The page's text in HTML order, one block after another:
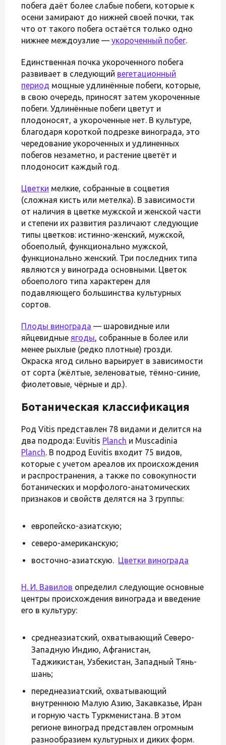
побега даёт более слабые побеги, которые к
осени замирают до нижней своей почки, так
что от такого побега остаётся только одно
нижнее междоузлие — укороченный побег.
Единственная почка укороченного побега
развивает в следующий вегетационный
период мощные удлинённые побеги, которые,
в свою очередь, приносят затем укороченные
побеги. Удлинённые побеги цветут и
плодоносят, а укороченные нет. В культуре,
благодаря короткой подрезке винограда, это
чередование укороченных и удлиненных
побегов незаметно, и растение цветёт и
плодоносит каждый год.
Цветки мелкие, собранные в соцветия
(сложная кисть или метелка). В зависимости
от наличия в цветке мужской и женской части
и степени их развития различают следующие
типы цветков: истинно-женский, мужской,
обоеполый, функционально мужской,
функционально женский. Три последних типа
являются у винограда основными. Цветок
обоеполого типа характерен для
подавляющего большинства культурных
сортов.
Плоды винограда — шаровидные или
яйцевидные ягоды, собранные в более или
менее рыхлые (редко плотные) грозди.
Окраска ягод сильно варьирует в зависимости
от сорта (жёлтые, зеленоватые, тёмно-синие,
фиолетовые, чёрные и др.).
Ботаническая классификация
Род Vitis представлен 78 видами и делится на
два подрода: Euvitis Planch и Muscadinia
Planch. В подрод Euvitis входит 75 видов,
которые с учетом ареалов их происхождения
и распространения, а также по совокупности
ботанических и морфолого-анатомических
признаков и свойств делятся на 3 группы:
европейско-азиатскую;
северо-американскую;
восточно-азиатскую. Цветки винограда
Н. И. Вавилов определил следующие основные
центры происхождения винограда и введение
его в культуру:
среднеазиатский, охватывающий Северо-
Западную Индию, Афганистан,
Таджикистан, Узбекистан, Западный Тянь-
шань;
переднеазиатский, охватывающий
внутреннюю Малую Азию, Закавказье, Иран
и горную часть Туркменистана. В этом
регионе виноград представлен огромным
разнообразием культурных и диких форм.